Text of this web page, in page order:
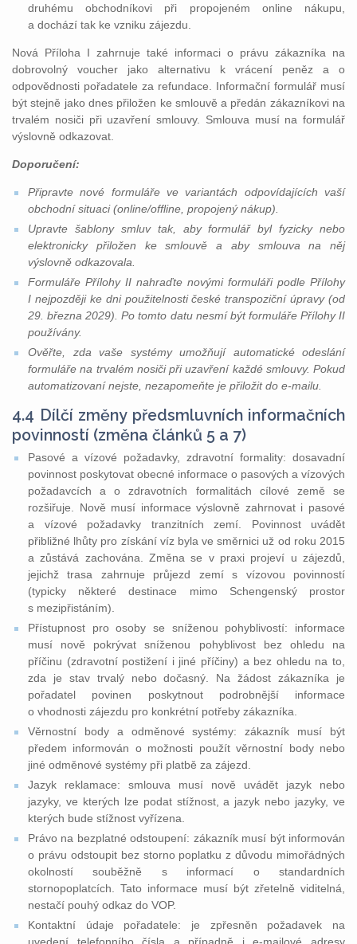
druhému obchodníkovi při propojeném online nákupu,
a dochází tak ke vzniku zájezdu.
Nová Příloha I zahrnuje také informaci o právu zákazníka na
dobrovolný voucher jako alternativu k vrácení peněz a o
odpovědnosti pořadatele za refundace. Informační formulář musí
být stejně jako dnes přiložen ke smlouvě a předán zákazníkovi na
trvalém nosiči při uzavření smlouvy. Smlouva musí na formulář
výslovně odkazovat.
Doporučení:
Připravte nové formuláře ve variantách odpovídajících vaší
obchodní situaci (online/offline, propojený nákup).
Upravte šablony smluv tak, aby formulář byl fyzicky nebo
elektronicky přiložen ke smlouvě a aby smlouva na něj
výslovně odkazovala.
Formuláře Přílohy II nahraďte novými formuláři podle Přílohy
I nejpozději ke dni použitelnosti české transpoziční úpravy (od
29. března 2029). Po tomto datu nesmí být formuláře Přílohy II
používány.
Ověřte, zda vaše systémy umožňují automatické odeslání
formuláře na trvalém nosiči při uzavření každé smlouvy. Pokud
automatizovaní nejste, nezapomeňte je přiložit do e-mailu.
4.4 Dílčí změny předsmluvních informačních
povinností (změna článků 5 a 7)
Pasové a vízové požadavky, zdravotní formality: dosavadní
povinnost poskytovat obecné informace o pasových a vízových
požadavcích a o zdravotních formalitách cílové země se
rozšiřuje. Nově musí informace výslovně zahrnovat i pasové
a vízové požadavky tranzitních zemí. Povinnost uvádět
přibližné lhůty pro získání víz byla ve směrnici už od roku 2015
a zůstává zachována. Změna se v praxi projeví u zájezdů,
jejichž trasa zahrnuje průjezd zemí s vízovou povinností
(typicky některé destinace mimo Schengenský prostor
s mezipřistáním).
Přístupnost pro osoby se sníženou pohyblivostí: informace
musí nově pokrývat sníženou pohyblivost bez ohledu na
příčinu (zdravotní postižení i jiné příčiny) a bez ohledu na to,
zda je stav trvalý nebo dočasný. Na žádost zákazníka je
pořadatel povinen poskytnout podrobnější informace
o vhodnosti zájezdu pro konkrétní potřeby zákazníka.
Věrnostní body a odměnové systémy: zákazník musí být
předem informován o možnosti použít věrnostní body nebo
jiné odměnové systémy při platbě za zájezd.
Jazyk reklamace: smlouva musí nově uvádět jazyk nebo
jazyky, ve kterých lze podat stížnost, a jazyk nebo jazyky, ve
kterých bude stížnost vyřízena.
Právo na bezplatné odstoupení: zákazník musí být informován
o právu odstoupit bez storno poplatku z důvodu mimořádných
okolností souběžně s informací o standardních
stornopoplatcích. Tato informace musí být zřetelně viditelná,
nestačí pouhý odkaz do VOP.
Kontaktní údaje pořadatele: je zpřesněn požadavek na